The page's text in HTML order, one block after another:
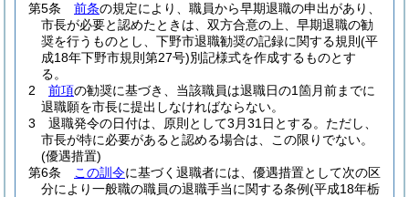
第5条
前条の規定により、職員から早期退職の申出があり、
市長が必要と認めたときは、双方合意の上、早期退職の勧
奨を行うものとし、下野市退職勧奨の記録に関する規則 (平
成18年下野市規則第27号)別記様式を作成するものとす
る。
2
前項の勧奨に基づき、当該職員は退職日の1箇月前までに
退職願を市長に提出しなければならない。
3
退職発令の日付は、原則として3月31日とする。 ただし、
市長が特に必要があると認める場合は、この限りでない。
(優遇措置)
第6条
この訓令に基づく退職者には、優遇措置として次の区
分により一般職の職員の退職手当に関する条例(平成18年栃